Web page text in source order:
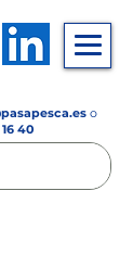
o
40